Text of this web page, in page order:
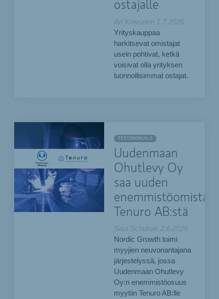
ostajalle
Ari Koivunen
1.7.2026
Yrityskauppaa
harkitsevat omistajat
usein pohtivat, ketkä
voisivat olla yrityksen
luonnollisimmat ostajat.
TESTIMONIALS
Uudenmaan
Ohutlevy Oy
saa uuden
Tenuro AB:stä
Saul Schubak 2.6.2026
Nordic Growth toimi
myyjien neuvonantajana
järjestelyssä, jossa
Uudenmaan Ohutlevy
Oy:n enemmistöosuus
myytiin Tenuro AB:lle